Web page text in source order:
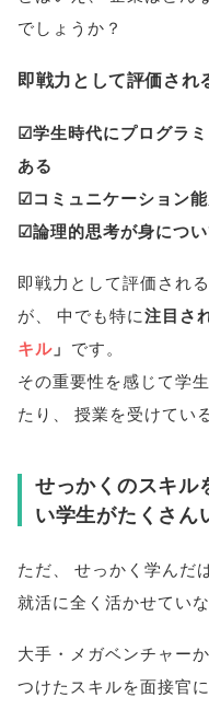
でしょうか？
即戦力として評価され
☑学生時代にプログラ
ある
☑コミュニケーション
☑論理的思考が身につ
即戦力として評価され
が
中でも特に注目さ
キル」 です。
その重要性を感じて学
たり
授業を受けてい
せっかくのスキル
い学生がたくさ
ただ、 せっかく学んだ
就活に全く活かせてい
大手・メガベンチャー
つけたスキルを面接官